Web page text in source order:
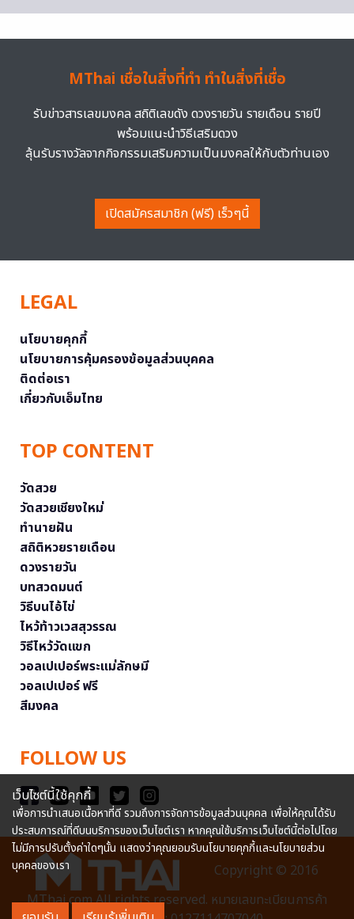
MThai เชื่อในสิ่งที่ทำ ทำในสิ่งที่เชื่อ
รับข่าวสารเลขมงคล สถิติเลขดัง ดวงรายวัน รายเดือน รายปี
พร้อมแนะนำวิธีเสริมดวง
ลุ้นรับรางวัลจากกิจกรรมเสริมความเป็นมงคลให้กับตัวท่านเอง
เปิดสมัครสมาชิก (ฟรี) เร็วๆนี้
LEGAL
นโยบายคุกกี้
นโยบายการคุ้มครองข้อมูลส่วนบุคคล
ติดต่อเรา
เกี่ยวกับเอ็มไทย
TOP CONTENT
วัดสวย
วัดสวยเชียงใหม่
ทำนายฝัน
สถิติหวยรายเดือน
ดวงรายวัน
บทสวดมนต์
วิธีบนไอ้ไข่
ไหว้ท้าวเวสสุวรรณ
วิธีไหว้วัดแขก
วอลเปเปอร์พระแม่ลักษมี
วอลเปเปอร์ ฟรี
สีมงคล
FOLLOW US
Copyright © 2016
MThai.com All rights reserved. หมายเลขทะเบียนการค้า
เว็บไซต์นี้ใช้คุกกี้
เพื่อการนำเสนอเนื้อหาที่ดี รวมถึงการจัดการข้อมูลส่วนบุคคล เพื่อให้คุณได้รับ
ประสบการณ์ที่ดีบนบริการของเว็บไซต์เรา หากคุณใช้บริการเว็บไซต์นี้ต่อไปโดย
ไม่มีการปรับตั้งค่าใดๆนั้น แสดงว่าคุณยอมรับนโยบายคุกกี้และนโยบายส่วน
บุคคลของเรา